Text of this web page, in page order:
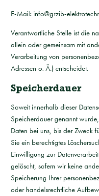
E-Mail: info@grzib-
Verantwortliche Stelle ist die
allein oder gemeinsam mit
Verarbeitung von
Adressen o. Ä.) entscheidet.
Speicherdauer
Soweit innerhalb dieser
Speicherdauer genannt
Daten bei uns, bis der Zweck
Sie ein berechtigtes
Einwilligung zur
gelöscht, sofern wir keine
Speicherung Ihrer
oder handelsrechtliche